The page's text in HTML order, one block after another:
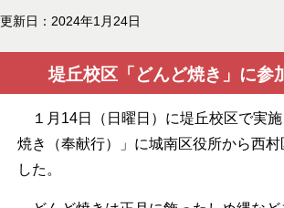
更新日：2024年1月24日
堤丘校区「どんど焼き」に参
１月14日（日曜日）に堤丘校区で実
焼き（奉献行）」に城南区役所から西村
した。